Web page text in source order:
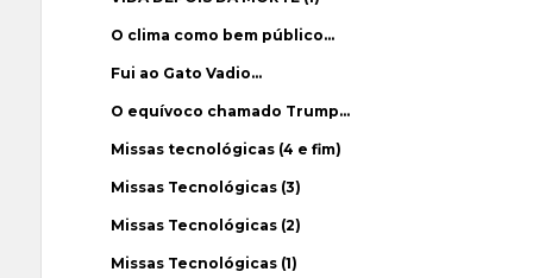
O clima como bem público…
Fui ao Gato Vadio…
O equívoco chamado Trump…
Missas tecnológicas (4 e fim)
Missas Tecnológicas (3)
Missas Tecnológicas (2)
Missas Tecnológicas (1)